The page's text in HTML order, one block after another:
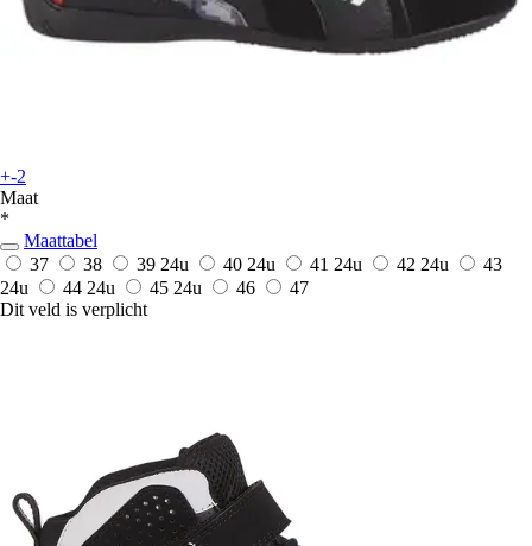
+-2
Maat
*
Maattabel
37
38 39 24u 40 24u 41 24u 42 24u
43
24u
44 24u 45 24u 46
47
Dit veld is verplicht